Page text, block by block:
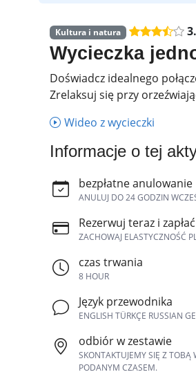
Kultura i natura
Wycieczka
Doświadcz idealnego
Zrelaksuj się przy
Wideo z wycieczki
Informacje o tej
bezpłatne anulowanie
ANULUJ DO 24 GODZIN
Rezerwuj teraz i
ZACHOWAJ ELASTYCZNOŚĆ
czas trwania
8 HOUR
Język przewodnika
ENGLISH TÜRKÇE RUSSIAN
odbiór w zestawie
SKONTAKTUJEMY SIĘ Z
PODANYM CZASEM.